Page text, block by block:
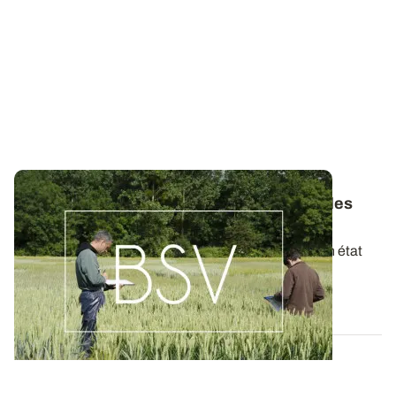
Bulletins de Santé du Végétal - Consultez les
derniers BSV de votre région
Ces bulletins, publiés chaque semaine, dressent un état
des lieux exhaustif des cultures...
19 MAI 2026